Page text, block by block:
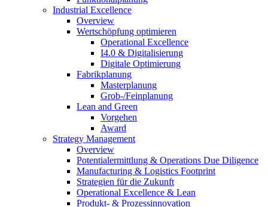
Industrial Excellence
Overview
Wertschöpfung optimieren
Operational Excellence
I4.0 & Digitalisierung
Digitale Optimierung
Fabrikplanung
Masterplanung
Grob-/Feinplanung
Lean and Green
Vorgehen
Award
Strategy Management
Overview
Potentialermittlung & Operations Due Diligence
Manufacturing & Logistics Footprint
Strategien für die Zukunft
Operational Excellence & Lean
Produkt- & Prozessinnovation